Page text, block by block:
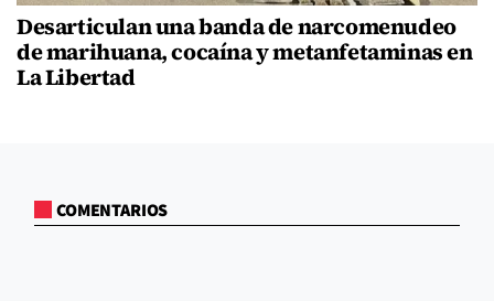
Desarticulan una banda de narcomenudeo
de marihuana, cocaína y metanfetaminas en
La Libertad
COMENTARIOS